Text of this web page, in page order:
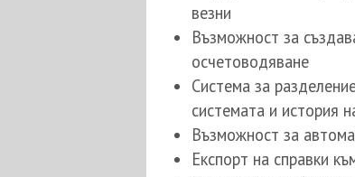
везни
Възможност за
осчетоводяване
Система за
системата и история
Възможност за
Експорт на справки